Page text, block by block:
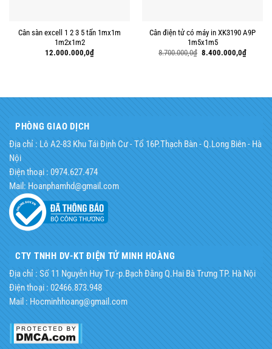
Cân sàn excell 1 2 3 5 tấn 1mx1m
1m2x1m2
12.000.000,0₫
Cân điện tử có máy in XK3190 A9P
1m5x1m5
8.700.000,0₫ Giá
8.400.000,0₫Giá
hiện
PHÒNG GIAO DỊCH
Địa chỉ : Lô A2-83 Khu Tái Định Cư - Tổ 16P.Thạch Bàn - Q.Long Biên - Hà
Nội
Điện thoại : 0974.627.474
Mail: Hoanphamhd@gmail.com
CTY TNHH DV-KT ĐIỆN TỬ MINH HOÀNG
Địa chỉ : Số 11 Nguyễn Huy Tự -p.Bạch Đằng Q.Hai Bà Trưng TP. Hà Nội
Điện thoại : 02466.873.948
Mail : Hocminhhoang@gmail.com